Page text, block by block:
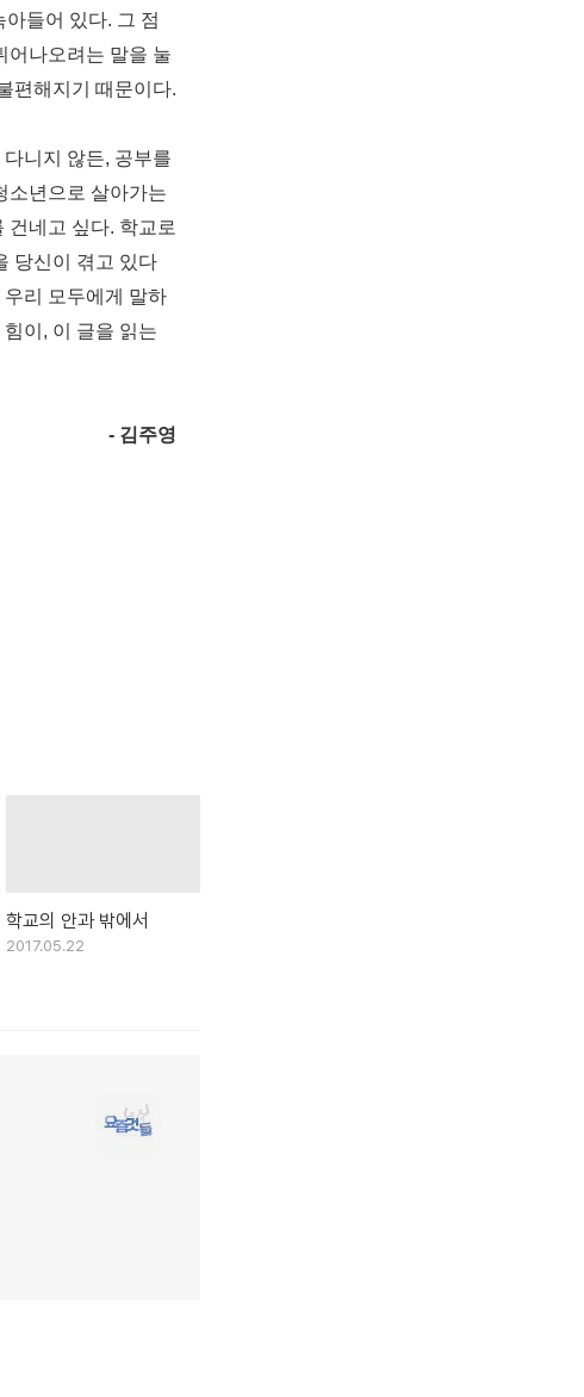
아들어 있다. 그 점
어나오려는 말을 눌
편해지기 때문이다.
니지 않든, 공부를
소년으로 살아가는
건네고 싶다. 학교로
당신이 겪고 있다
우리 모두에게 말하
이 , 이 글을 읽는
- 김주영
학교의 안과 밖에서
2017.05.22